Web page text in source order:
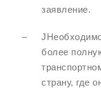
заявление.
более
страну, где